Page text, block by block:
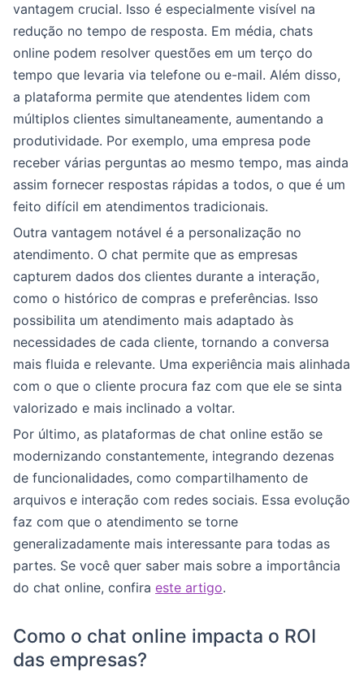
vantagem crucial. Isso é especialmente visível na
redução no tempo de resposta. Em média, chats
online podem resolver questões em um terço do
tempo que levaria via telefone ou e-mail. Além disso,
a plataforma permite que atendentes lidem com
múltiplos clientes simultaneamente, aumentando a
produtividade. Por exemplo, uma empresa pode
receber várias perguntas ao mesmo tempo, mas ainda
assim fornecer respostas rápidas a todos, o que é um
feito difícil em atendimentos tradicionais.
Outra vantagem notável é a personalização no
atendimento. O chat permite que as empresas
capturem dados dos clientes durante a interação,
como o histórico de compras e preferências. Isso
possibilita um atendimento mais adaptado às
necessidades de cada cliente, tornando a conversa
mais fluida e relevante. Uma experiência mais alinhada
com o que o cliente procura faz com que ele se sinta
valorizado e mais inclinado a voltar.
Por último, as plataformas de chat online estão se
modernizando constantemente, integrando dezenas
de funcionalidades, como compartilhamento de
arquivos e interação com redes sociais. Essa evolução
faz com que o atendimento se torne
generalizadamente mais interessante para todas as
partes. Se você quer saber mais sobre a importância
do chat online, confira este artigo.
Como o chat online impacta o ROI
das empresas?